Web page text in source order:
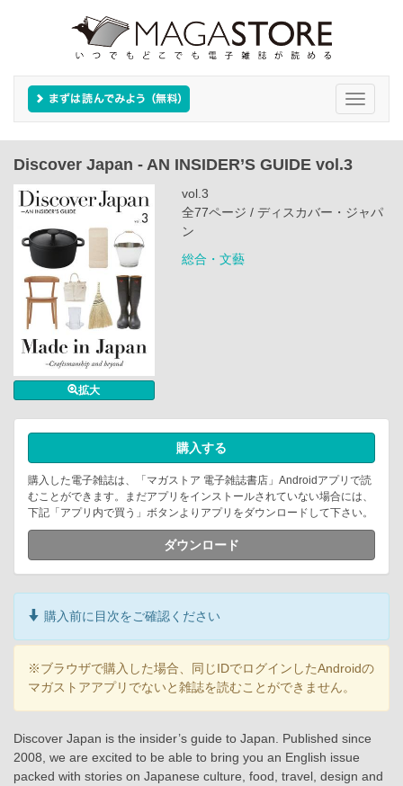
Toggle
Discover Japan - AN INSIDER’S GUIDE vol.3
拡大
vol.3
全77ページ / ディスカバー・ジャパ
ン
総合・文藝
購入する
購入した電子雑誌は、「マガストア 電子雑誌書店」Androidアプリで読
むことができます。まだアプリをインストールされていない場合には、
下記「アプリ内で買う」ボタンよりアプリをダウンロードして下さい。
ダウンロード
購入前に目次をご確認ください
※ブラウザで購入した場合、同じIDでログインしたAndroidの
マガストアアプリでないと雑誌を読むことができません。
Discover Japan is the insider’s guide to Japan. Published since
2008, we are excited to be able to bring you an English issue
packed with stories on Japanese culture, food, travel, design and